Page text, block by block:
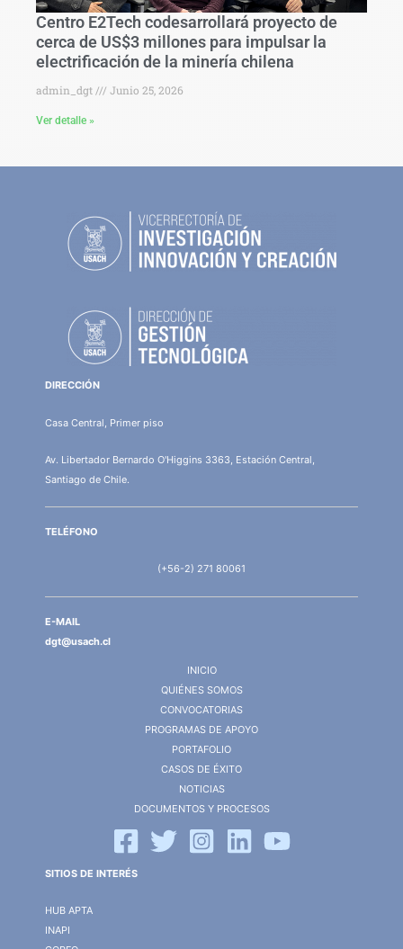
Centro E2Tech codesarrollará proyecto de
cerca de US$3 millones para impulsar la
electrificación de la minería chilena
admin_dgt Junio 25, 2026
Ver detalle »
DIRECCIÓN
Casa Central, Primer piso
Av. Libertador Bernardo O'Higgins 3363, Estación Central,
Santiago de Chile.
TELÉFONO
(+56-2) 271 80061
E-MAIL
dgt@usach.cl
INICIO
QUIÉNES SOMOS
CONVOCATORIAS
PROGRAMAS DE APOYO
PORTAFOLIO
CASOS DE ÉXITO
NOTICIAS
DOCUMENTOS Y PROCESOS
SITIOS DE INTERÉS
HUB APTA
INAPI